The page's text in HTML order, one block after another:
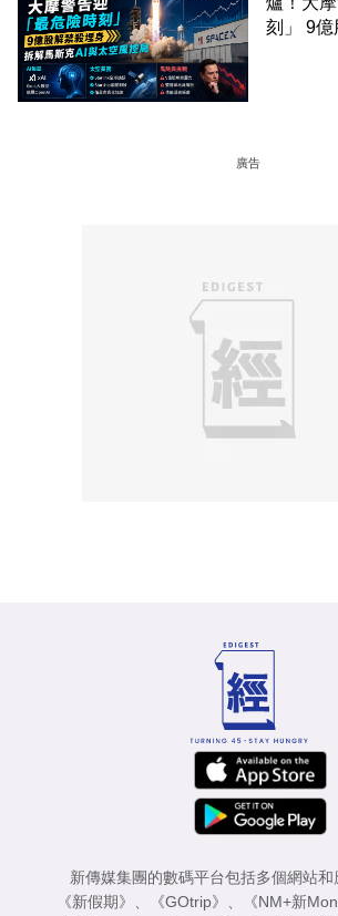
刻」 9億
廣告
新傳媒集團的數碼平台包括多個網站和
《新假期》
《GOtrip》 《NM+新